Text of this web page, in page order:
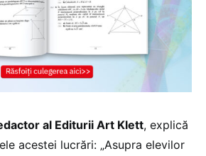
al Editurii Art Klett, explică
acestei lucrări: „Asupra elevilor